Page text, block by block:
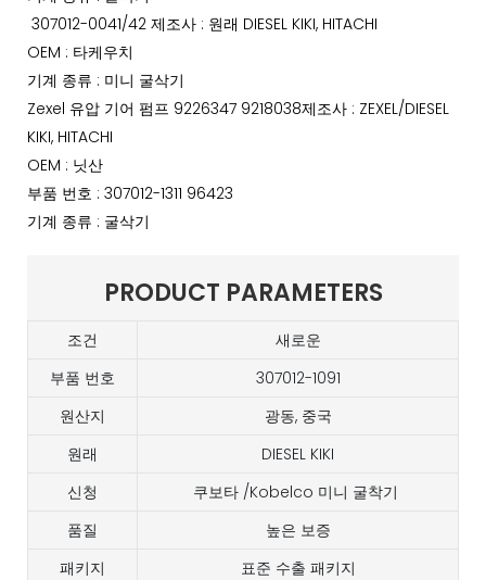
307012-0041/42 제조사 : 원래 DIESEL KIKI, HITACHI
OEM : 타케우치
기계 종류 : 미니 굴삭기
Zexel 유압 기어 펌프 9226347 9218038제조사 : ZEXEL/DIESEL
KIKI, HITACHI
OEM : 닛산
부품 번호 : 307012-1311 96423
기계 종류 : 굴삭기
PRODUCT PARAMETERS
조건
새로운
부품 번호
307012-1091
원산지
광동, 중국
원래
DIESEL KIKI
신청
쿠보타 /Kobelco 미니 굴착기
품질
높은 보증
패키지
표준 수출 패키지